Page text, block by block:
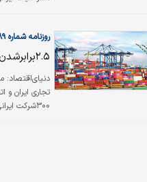
روزنامه شماره ۶۰۸۹
۲.۵برابر‌شدن حجم تجارت ایران با اتحادیه اوراسیا
دنیای‌اقتصاد:
۳۰۰شرکت